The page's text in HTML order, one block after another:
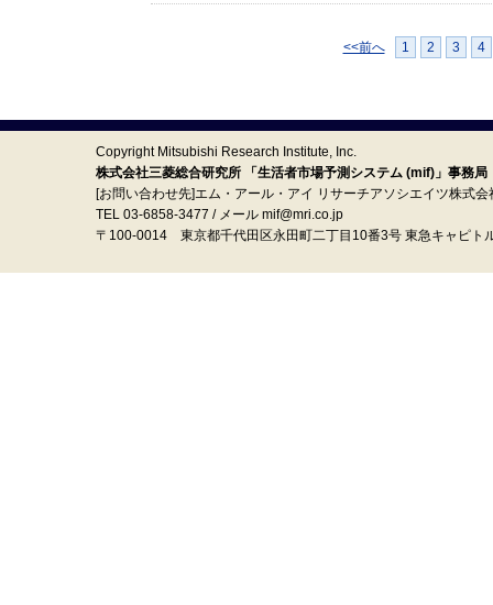
<<前へ 1 2 3 4
Copyright Mitsubishi Research Institute, Inc.
株式会社三菱総合研究所 「生活者市場予測システム (mif)」事務局
[お問い合わせ先]エム・アール・アイ リサーチアソシエイツ株式会
TEL 03-6858-3477 / メール mif@mri.co.jp
〒100‐0014 東京都千代田区永田町二丁目10番3号 東急キャピト